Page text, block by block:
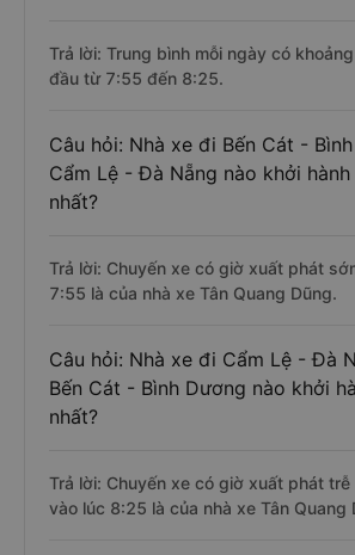
Trả lời: Trung bình mỗi ngày có
đầu từ 7:55 đến 8:25.
Câu hỏi: Nhà xe đi Bến Cát -
Cẩm Lệ - Đà Nẵng nào khởi hành
nhất?
Trả lời: Chuyến xe có giờ xuất phát
7:55 là của nhà xe Tân Quang Dũng.
Câu hỏi: Nhà xe đi Cẩm Lệ - Đà
Bến Cát - Bình Dương nào khởi
nhất?
Trả lời: Chuyến xe có giờ xuất phát trễ
vào lúc 8:25 là của nhà xe Tân Quang